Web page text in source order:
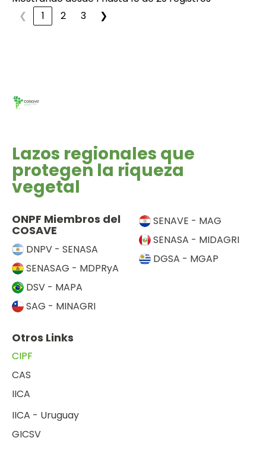
❮
1 2 3 ❯
Lazos regionales que
protegen la riqueza
vegetal
ONPF Miembros del
COSAVE
DNPV - SENASA
SENASAG - MDPRyA
DSV - MAPA
SAG - MINAGRI
SENAVE - MAG
SENASA - MIDAGRI
DGSA - MGAP
Otros Links
CIPF
CAS
IICA
IICA - Uruguay
GICSV